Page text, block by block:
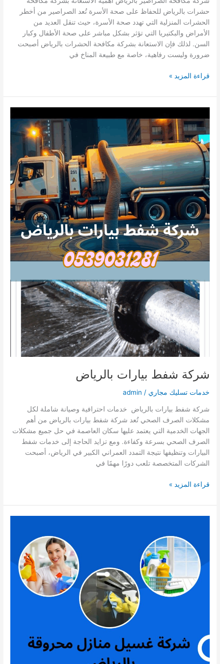
حشرات بالرياض للحفاظ على صحة الأسرة تُعد الصراصير من أخطر
الحشرات المنزلية التي تهدد صحة الأسرة، حيث تنقل العديد من
الأمراض والبكتيريا التي تؤثر بشكل مباشر على صحة الأطفال وكبار
السن. لذلك فإن الاستعانة بشركة مكافحة الحشرات بالرياض أصبحت
ضرورة وليست رفاهية، خاصة مع طبيعة المناخ في
شركة
الصراصير
بالرياض
قراءة المزيد »
شركة شفط بيارات بالرياض
خدمات تسليك مجاري /
admin
شركة شفط بيارات بالرياض خدمات احترافية وصيانة شاملة لكل
مشكلات الصرف الصحي تُعد شركة شفط بيارات بالرياض من أهم
الجهات الخدمية التي يعتمد عليها سكان العاصمة في حل جميع مشكلات
الصرف الصحي بسرعة وكفاءة. ومع تزايد الحاجة إلى خدمات شفط
البيارات وتنظيفها نتيجة التمدد العمراني الكبير في الرياض، أصبحت
الشركات المتخصصة تلعب دورًا مهمًا في
شركة
بيارات
بالرياض
قراءة المزيد »